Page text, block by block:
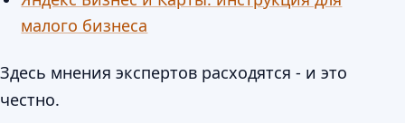
малого бизнеса
Здесь мнения экспертов расходятся - и это
честно.